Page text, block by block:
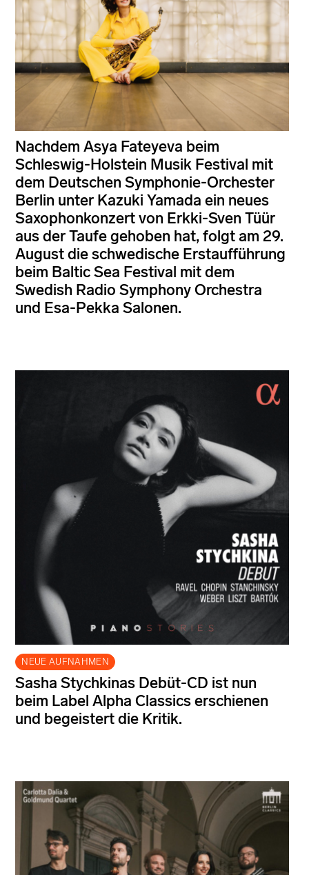
Nachdem Asya Fateyeva beim
Schleswig-Holstein Musik Festival mit
dem Deutschen Symphonie-Orchester
Berlin unter Kazuki Yamada ein neues
Saxophonkonzert von Erkki-Sven Tüür
aus der Taufe gehoben hat, folgt am 29.
August die schwedische Erstaufführung
beim Baltic Sea Festival mit dem
Swedish Radio Symphony Orchestra
und Esa-Pekka Salonen.
NEUE AUFNAHMEN
Sasha Stychkinas Debüt-CD ist nun
beim Label Alpha Classics erschienen
und begeistert die Kritik.